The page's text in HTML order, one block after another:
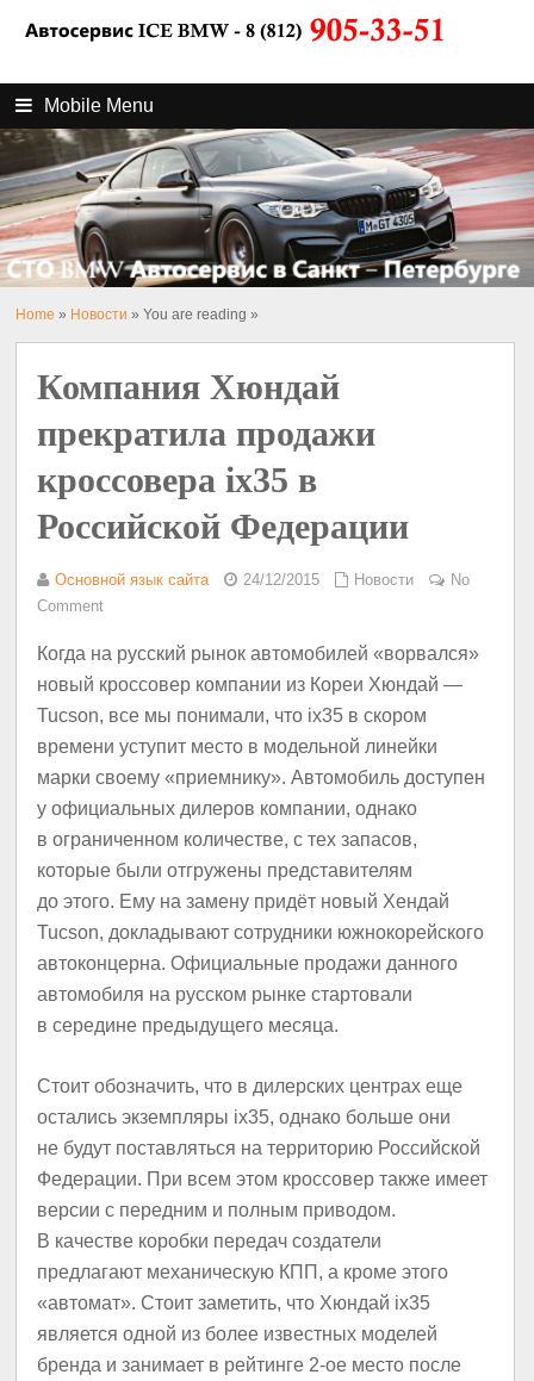
Mobile Menu
Home » Новости » You are reading »
Компания Хюндай
прекратила продажи
кроссовера ix35 в
Российской Федерации
Основной язык сайта 24/12/2015 Новости
No
Comment
Когда на русский рынок автомобилей «ворвался»
новый кроссовер компании из Кореи Хюндай —
Tucson, все мы понимали, что ix35 в скором
времени уступит место в модельной линейки
марки своему «приемнику». Автомобиль доступен
у официальных дилеров компании, однако
в ограниченном количестве, с тех запасов,
которые были отгружены представителям
до этого. Ему на замену придёт новый Хендай
Tucson, докладывают сотрудники южнокорейского
автоконцерна. Официальные продажи данного
автомобиля на русском рынке стартовали
в середине предыдущего месяца.
Стоит обозначить, что в дилерских центрах еще
остались экземпляры ix35, однако больше они
не будут поставляться на территорию Российской
Федерации. При всем этом кроссовер также имеет
версии с передним и полным приводом.
В качестве коробки передач создатели
предлагают механическую КПП, а кроме этого
«автомат». Стоит заметить, что Хюндай ix35
является одной из более известных моделей
бренда и занимает в рейтинге 2-ое место после